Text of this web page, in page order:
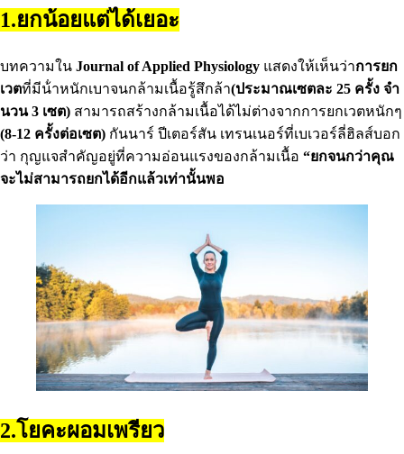
1.ยกน้อยแต่ได้เยอะ
บทความใน Journal of Applied Physiology แสดงให้เห็นว่าการยก
เวตที่มีน้ําหนักเบาจนกล้ามเนื้อรู้สึกล้า(ประมาณเซตละ 25 ครั้ง จํา
นวน 3 เซต) สามารถสร้างกล้ามเนื้อได้ไม่ต่างจากการยกเวตหนักๆ
(8-12 ครั้งต่อเซต) กันนาร์ ปีเตอร์สัน เทรนเนอร์ที่เบเวอร์ลี่ฮิลส์บอก
ว่า กุญแจสําคัญอยู่ที่ความอ่อนแรงของกล้ามเนื้อ “ยกจนกว่าคุณ
จะไม่สามารถยกได้อีกแล้วเท่านั้นพอ
2.โยคะผอมเพรียว